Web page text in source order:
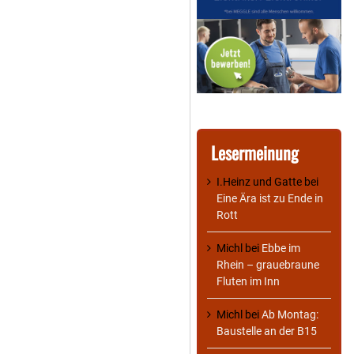
Lesermeinung
I.Heinz und Gatte bei
Eine Ära ist zu Ende in
Rott
Michl bei Ebbe im
Rhein – grauebraune
Fluten im Inn
Michl beiAb Montag:
Baustelle an der B15